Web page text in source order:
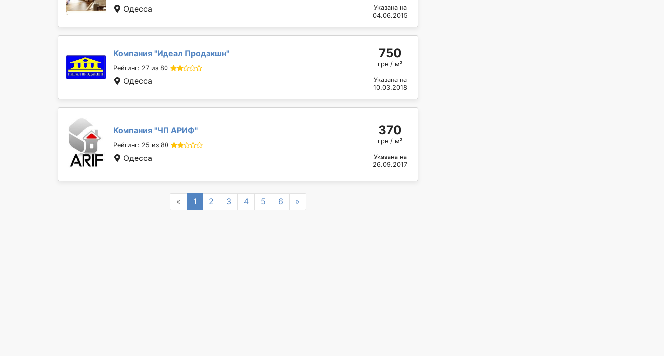
Одесса
Указана на
04.06.2015
Компания "Идеал Продакшн"
Рейтинг: 27 из 80
Одесса
750
грн / м²
Указана на
10.03.2018
Компания "ЧП АРИФ"
Рейтинг: 25 из 80
Одесса
370
грн / м²
Указана на
26.09.2017
« Previous
1 2 3 4 5 6 »